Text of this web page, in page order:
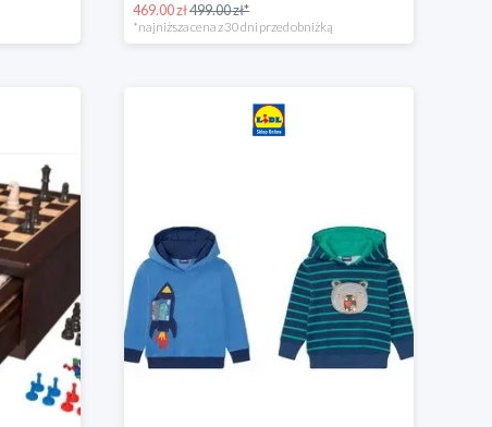
469.00 zł499.00 zł*
*najniższa cena z 30 dni przed obniżką